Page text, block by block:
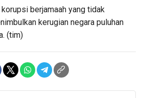
berjamaah yang tidak
kerugian negara puluhan
(tim)